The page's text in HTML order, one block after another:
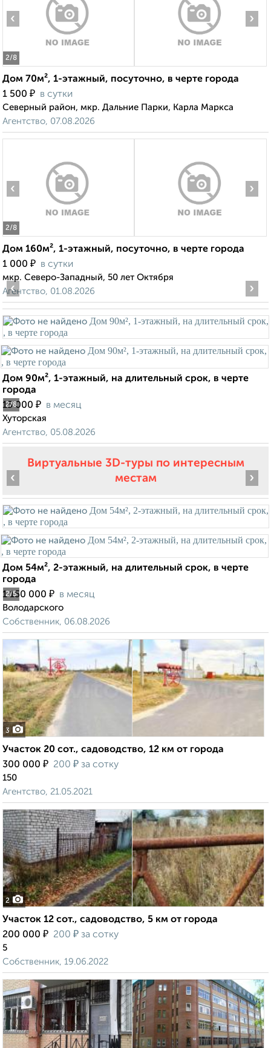
2/8
‹ ›
Дом 70м², 1-этажный, посуточно, в черте города
1 500 ₽ в сутки
Северный район, мкр. Дальние Парки, Карла Маркса
Агентство, 07.08.2026
2/8
‹ ›
Дом 160м², 1-этажный, посуточно, в черте города
1 000 ₽ в сутки
мкр. Северо-Западный, 50 лет Октября
Агентство, 01.08.2026
2/8
‹ ›
Дом 90м², 1-этажный, на длительный срок, в черте
города
15 000 ₽ в месяц
Хуторская
Агентство, 05.08.2026
Виртуальные 3D-туры по интересным
местам
2/5
‹ ›
Дом 54м², 2-этажный, на длительный срок, в черте
города
1 150 000 ₽ в месяц
Володарского
Собственник, 06.08.2026
3
Участок 20 сот., садоводство, 12 км от города
300 000 ₽ 200 ₽ за сотку
150
Агентство, 21.05.2021
2
Участок 12 сот., садоводство, 5 км от города
200 000 ₽ 200 ₽ за сотку
5
Собственник, 19.06.2022